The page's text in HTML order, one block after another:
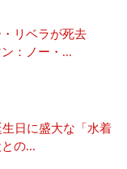
・リベラが死去
：ノー・...
日に盛大な「水着
の...